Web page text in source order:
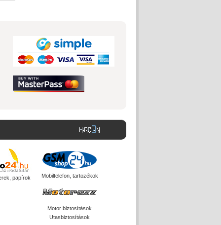
papírok Mobiltelefon, tartozékok
Motor biztosítások
Utasbiztosítások